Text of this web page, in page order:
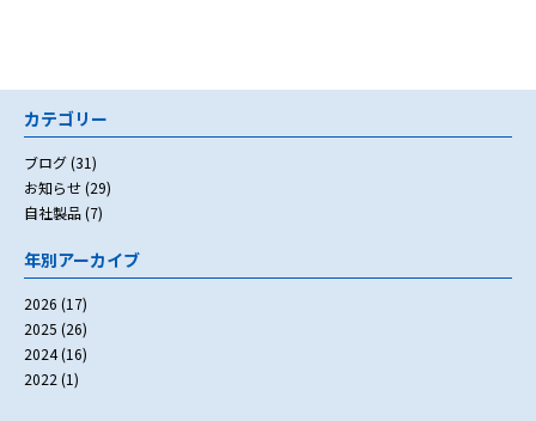
カテゴリー
ブログ(31)
お知らせ(29)
自社製品(7)
年別アーカイブ
2026 (17)
2025 (26)
2024(16)
2022 (1)